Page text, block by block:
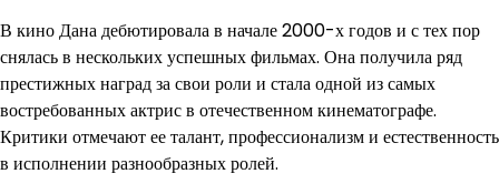
В кино Дана дебютировала в начале 2000-х годов и с тех пор
снялась в нескольких успешных фильмах. Она получила ряд
престижных наград за свои роли и стала одной из самых
востребованных актрис в отечественном кинематографе.
Критики отмечают ее талант, профессионализм и естественность
в исполнении разнообразных ролей.